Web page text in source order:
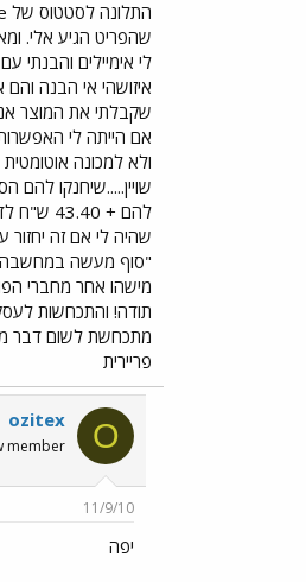
שהפריט הגיע אלי.
לי אימיילים והבנתי
איזושהי אי הבנה
אם הייתה לי
ולא למכונה
להם +
שהיה לי אם זה יחזור
"סוף מעשה במחשבה
מישהו אחר מחברי
תודה! והתכחשות
מתכחשת לשום דבר
פריירית
O
ozitex
member
11/9/10
יפה